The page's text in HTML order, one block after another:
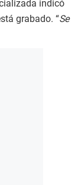
indicó
grabado. “Se